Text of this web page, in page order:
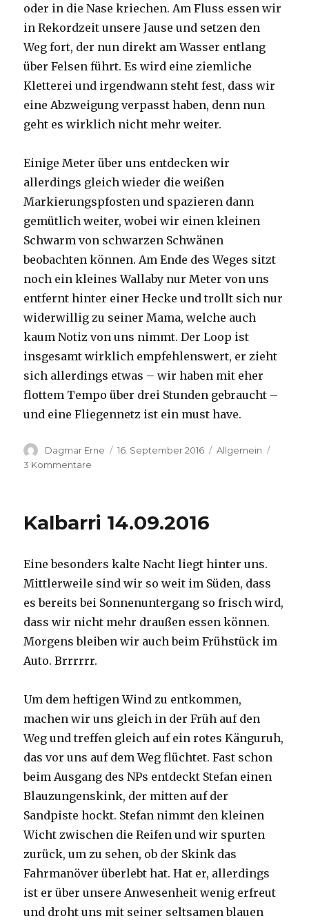
oder in die Nase kriechen. Am Fluss essen wir
in Rekordzeit unsere Jause und setzen den
Weg fort, der nun direkt am Wasser entlang
über Felsen führt. Es wird eine ziemliche
Kletterei und irgendwann steht fest, dass wir
eine Abzweigung verpasst haben, denn nun
geht es wirklich nicht mehr weiter.
Einige Meter über uns entdecken wir
allerdings gleich wieder die weißen
Markierungspfosten und spazieren dann
gemütlich weiter, wobei wir einen kleinen
Schwarm von schwarzen Schwänen
beobachten können. Am Ende des Weges sitzt
noch ein kleines Wallaby nur Meter von uns
entfernt hinter einer Hecke und trollt sich nur
widerwillig zu seiner Mama, welche auch
kaum Notiz von uns nimmt. Der Loop ist
insgesamt wirklich empfehlenswert, er zieht
sich allerdings etwas – wir haben mit eher
flottem Tempo über drei Stunden gebraucht –
und eine Fliegennetz ist ein must have.
Autor
Dagmar Erne
Veröffentlicht
16. September 2016 Kategorien
Allgemein
3 Kommentare
Kalbarri 14.09.2016
Eine besonders kalte Nacht liegt hinter uns.
Mittlerweile sind wir so weit im Süden, dass
es bereits bei Sonnenuntergang so frisch wird,
dass wir nicht mehr draußen essen können.
Morgens bleiben wir auch beim Frühstück im
Auto. Brrrrrr.
Um dem heftigen Wind zu entkommen,
machen wir uns gleich in der Früh auf den
Weg und treffen gleich auf ein rotes Känguruh,
das vor uns auf dem Weg flüchtet. Fast schon
beim Ausgang des NPs entdeckt Stefan einen
Blauzungenskink, der mitten auf der
Sandpiste hockt. Stefan nimmt den kleinen
Wicht zwischen die Reifen und wir spurten
zurück, um zu sehen, ob der Skink das
Fahrmanöver überlebt hat. Hat er, allerdings
ist er über unsere Anwesenheit wenig erfreut
und droht uns mit seiner seltsamen blauen